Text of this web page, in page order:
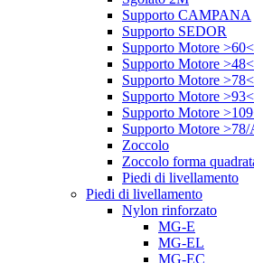
Supporto CAMPANA
Supporto SEDOR
Supporto Motore >60<
Supporto Motore >48<
Supporto Motore >78<
Supporto Motore >93<
Supporto Motore
Supporto Motore
Zoccolo
Zoccolo forma
Piedi di livellamento
Piedi di livellamento
Nylon rinforzato
MG-E
MG-EL
MG-EC